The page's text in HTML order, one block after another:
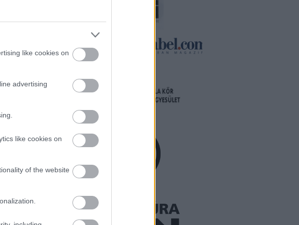
like cookies on
advertising
like cookies on
of the website
Vujčić:
meglelésének évei, amikor
pedig csak egy gyors mosoly
jutnak. A történet
mint amilyenek mi is…
tovább »